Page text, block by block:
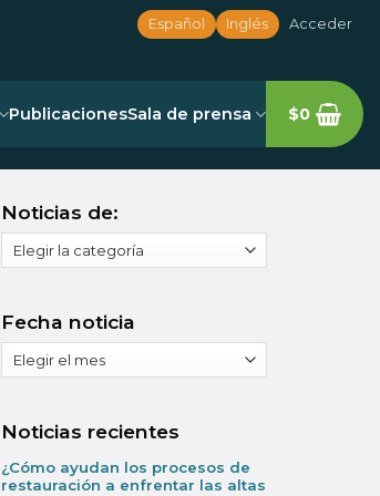
Español Inglés Acceder
PublicacionesSala de prensa $0
Noticias de:
de:
Fecha noticia
noticia
Noticias recientes
¿Cómo ayudan los procesos de
restauración a enfrentar las altas